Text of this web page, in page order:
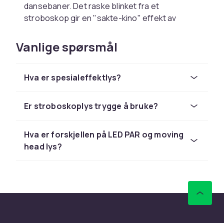
dansebaner. Det raske blinket fra et
stroboskop gir en "sakte-kino" effekt av
dansegulvet. Husk at stroboskoplys kan utløse
epileptiske anfall hos fotosensitive
LED PAR-lys og fargede
flommere
brukes til å kaste farget lys på scener,
bakgrunner og dansegulv. De finnes i RGB og
varer lenge.
Vanlige spørsmål
Hva er spesialeffektlys?
Er stroboskoplys trygge å bruke?
Hva er forskjellen på LED PAR og moving
head lys?